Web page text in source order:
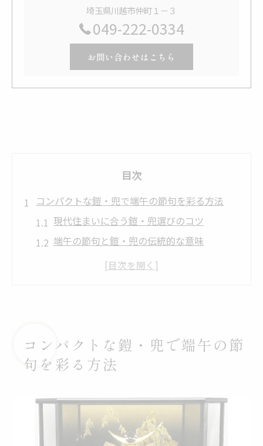
埼玉県川越市仲町１－３
049-222-0334
お問い合わせはこちら
目次
コンパクトな鎧・兜で端午の節句を彩る方法
現代住まいに合う鎧・兜選びのコツ
端午の節句と鎧・兜の伝統的な意味
コンパクトな鎧・兜が人気の理由とは
上杉謙信公鎧と子どもの健やかな成長願い
上杉謙信公の鎧・兜が込める成長祈願
上杉謙信公鎧・兜が育む家族の思い
義を重んじる精神を伝える鎧・兜の魅力
子どもに贈る上杉謙信公鎧・兜の意味
コンパクトな鎧・兜で端午の節
句を彩る方法